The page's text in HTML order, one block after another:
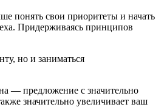
понять свои приоритеты и начать
Придерживаясь принципов
но и заниматься
— предложение с значительно
значительно увеличивает ваш